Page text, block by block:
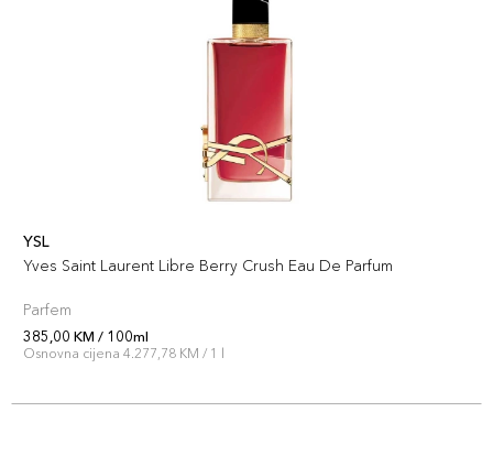
YSL
Yves Saint Laurent Libre Berry Crush Eau De Parfum
Parfem
385,00 KM / 100ml
Osnovna cijena 4.277,78 KM / 1 l